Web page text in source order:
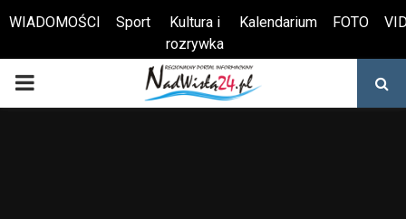
Otwórz pasek narzędzi
WIADOMOŚCI Sport
Kultura i
rozrywka
Kalendarium FOTO
PRIMARY